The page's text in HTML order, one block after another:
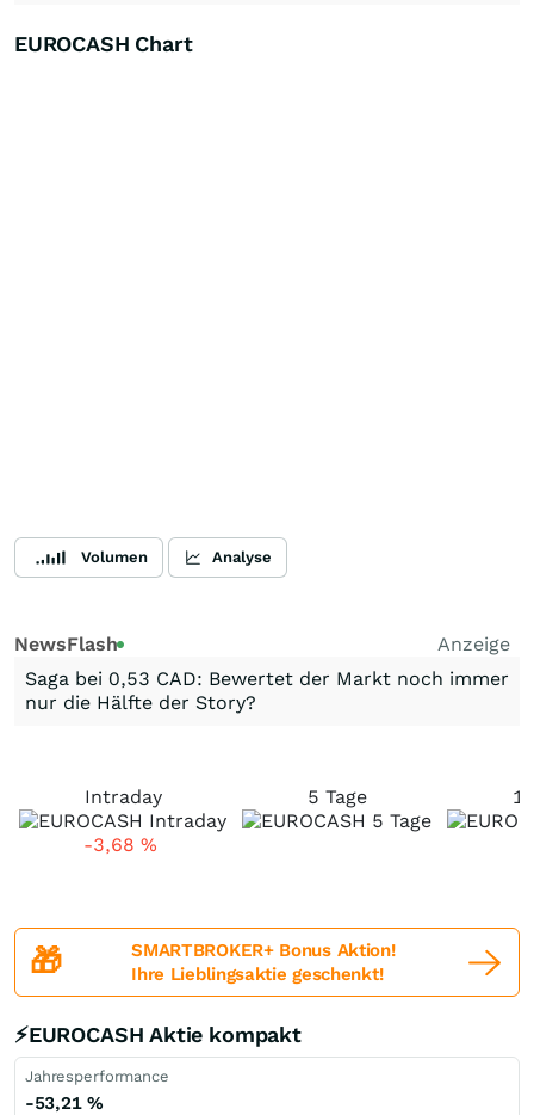
EUROCASH Chart
Volumen Analyse
NewsFlash
Anzeige
Saga bei 0,53 CAD: Bewertet der Markt noch immer
nur die Hälfte der Story?
Intraday
-3,68 %
5 Tage 1
🎁
SMARTBROKER+ Bonus Aktion!
Ihre Lieblingsaktie geschenkt!
⚡EUROCASH Aktie kompakt
Jahresperformance
-53,21 %